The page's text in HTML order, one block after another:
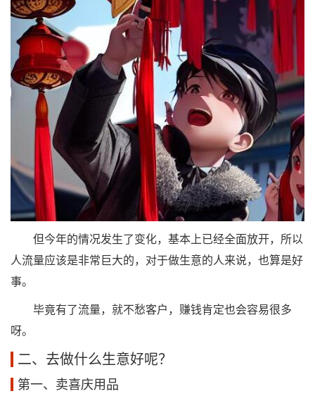
但今年的情况发生了变化，基本上已经全面放开，所以
人流量应该是非常巨大的，对于做生意的人来说，也算是好
事。
毕竟有了流量，就不愁客户，赚钱肯定也会容易很多
呀。
二、去做什么生意好呢？
第一、卖喜庆用品